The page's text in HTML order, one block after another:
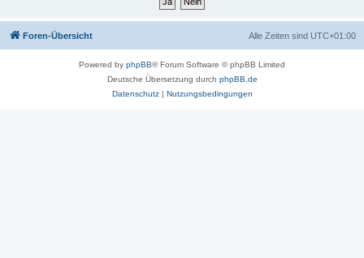
Foren-Übersicht Alle Zeiten sind UTC+01:00
Powered by phpBB® Forum Software © phpBB Limited
Deutsche Übersetzung durch phpBB.de
Datenschutz| Nutzungsbedingungen